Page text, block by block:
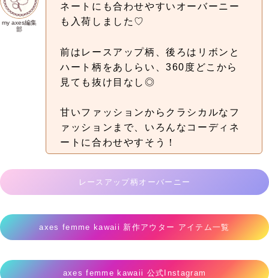
my axes編集
部
ネートにも合わせやすいオーバーニー
も入荷しました♡
前はレースアップ柄、後ろはリボンと
ハート柄をあしらい、360度どこから
見ても抜け目なし◎
甘いファッションからクラシカルなフ
ァッションまで、いろんなコーディネ
ートに合わせやすそう！
レースアップ柄オーバーニー
axes femme kawaii 新作アウター アイテム一覧
axes femme kawaii 公式Instagram